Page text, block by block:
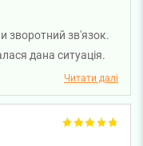
зворотний зв'язок.
дана ситуація.
з якості для
міцного здоров'я!
Читати далі